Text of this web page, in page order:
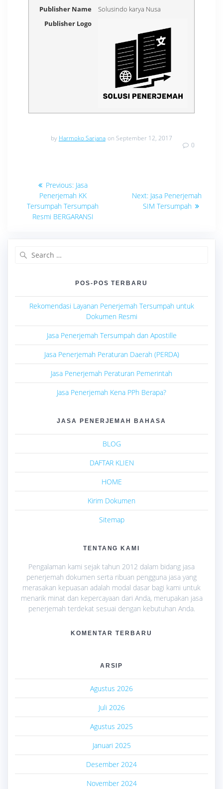
Publisher Name
Solusindo karya Nusa
Publisher Logo
by Harmoko Sarjana on September 12, 2017
0
Navigasi
pos
Previous: Previous
post:
Jasa
Penerjemah KK
Tersumpah Tersumpah
Resmi BERGARANSI
Next: Next
post:
Jasa Penerjemah
SIM Tersumpah
POS-POS TERBARU
Rekomendasi Layanan Penerjemah Tersumpah untuk
Dokumen Resmi
Jasa Penerjemah Tersumpah dan Apostille
Jasa Penerjemah Peraturan Daerah (PERDA)
Jasa Penerjemah Peraturan Pemerintah
Jasa Penerjemah Kena PPh Berapa?
JASA PENERJEMAH BAHASA
BLOG
DAFTAR KLIEN
HOME
Kirim Dokumen
Sitemap
TENTANG KAMI
Pengalaman kami sejak tahun 2012 dalam bidang jasa
penerjemah dokumen serta ribuan pengguna jasa yang
merasakan kepuasan adalah modal dasar bagi kami untuk
menarik minat dan kepercayaan dari Anda, merupakan jasa
penerjemah terdekat sesuai dengan kebutuhan Anda.
KOMENTAR TERBARU
ARSIP
Agustus 2026
Juli 2026
Agustus 2025
Januari 2025
Desember 2024
November 2024